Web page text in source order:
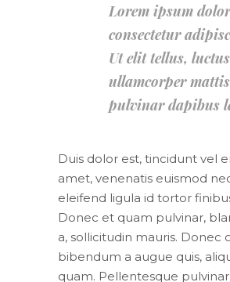
Lorem ipsum
consectetur
Ut elit tellus,
ullamcorper
pulvinar dapibus
Duis dolor est, tincidunt vel
amet, venenatis euismod
eleifend ligula id tortor
Donec et quam pulvinar,
a, sollicitudin mauris. Donec
bibendum a augue quis,
quam. Pellentesque